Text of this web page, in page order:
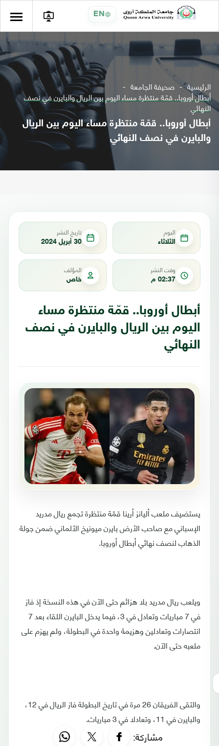
EN
الرئيسية صحيفة الجامعة
أبطال أوروبا.. قمّة منتظرة مساء اليوم بين الريال والبايرن في نصف
النهائي
أبطال أوروبا.. قمّة منتظرة مساء اليوم بين الريال
والبايرن في نصف النهائي
اليوم
الثلاثاء
تاريخ النشر
30 أبريل 2024
وقت النشر
02:37 م
المؤلف
خاص
أبطال أوروبا.. قمّة منتظرة مساء
اليوم بين الريال والبايرن في نصف
النهائي
يستضيف ملعب أليانز أرينا قمّة منتظرة تجمع ريال مدريد
الإسباني مع صاحب الأرض بايرن ميونيخ الألماني ضمن جولة
الذهاب لنصف نهائي أبطال أوروبا.
ويلعب ريال مدريد بلا هزائم حتى الآن في هذه النسخة إذ فاز
في 7 مباريات وتعادل في 3، فيما يدخل البايرن اللقاء بعد 7
انتصارات وتعادلين وهزيمة واحدة في البطولة، ولم يهزم على
ملعبه حتى الآن.
والتقى الفريقان 26 مرة في تاريخ البطولة فاز الريال في 12،
والبايرن في 11، وتعادلا في 3 مباريات.
مشاركة: